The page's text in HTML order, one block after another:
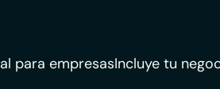
para empresasIncluye tu